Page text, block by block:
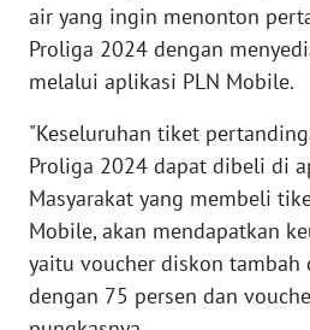
air yang ingin menonton
Proliga 2024 dengan
melalui aplikasi PLN Mobile.
"Keseluruhan tiket
Proliga 2024 dapat dibeli di
Masyarakat yang membeli
Mobile, akan mendapatkan
yaitu voucher diskon tambah
dengan 75 persen dan
WN
JATIM
BALI
WN
KALBAR
WN
KALTENG